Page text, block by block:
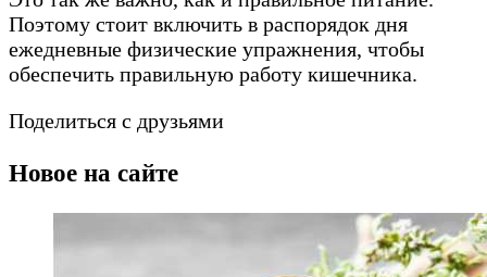
Поэтому стоит включить в распорядок дня
ежедневные физические упражнения, чтобы
обеспечить правильную работу кишечника.
Поделиться с друзьями
Новое на сайте